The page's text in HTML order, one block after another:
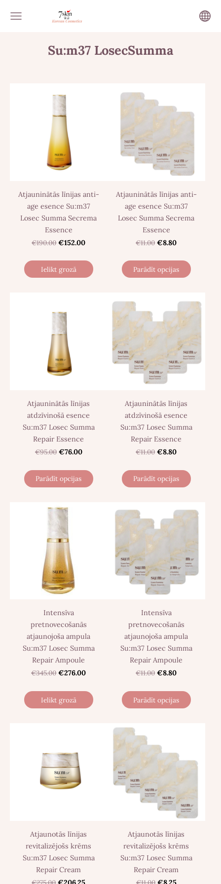
Su:m37 LosecSumma
Atjauninātās līnijas anti-
age esence Su:m37
Losec Summa Secrema
Essence
€190.00 €152.00
Ielikt grozā
Atjauninātās līnijas anti-
age esence Su:m37
Losec Summa Secrema
Essence
€11.00 €8.80
Parādīt opcijas
Atjauninātās līnijas
atdzīvinošā esence
Su:m37 Losec Summa
Repair Essence
€95.00 €76.00
Parādīt opcijas
Atjauninātās līnijas
atdzīvinošā esence
Su:m37 Losec Summa
Repair Essence
€11.00 €8.80
Parādīt opcijas
Intensīva
pretnovecošanās
atjaunojoša ampula
Su:m37 Losec Summa
Repair Ampoule
€345.00 €276.00
Ielikt grozā
Intensīva
pretnovecošanās
atjaunojoša ampula
Su:m37 Losec Summa
Repair Ampoule
€11.00 €8.80
Parādīt opcijas
Atjaunotās līnijas
revitalizējošs krēms
Su:m37 Losec Summa
Repair Cream
Atjaunotās līnijas
revitalizējošs krēms
Su:m37 Losec Summa
Repair Cream